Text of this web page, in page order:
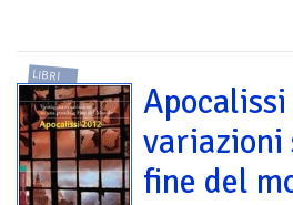
LIBRI
variazioni
fine del